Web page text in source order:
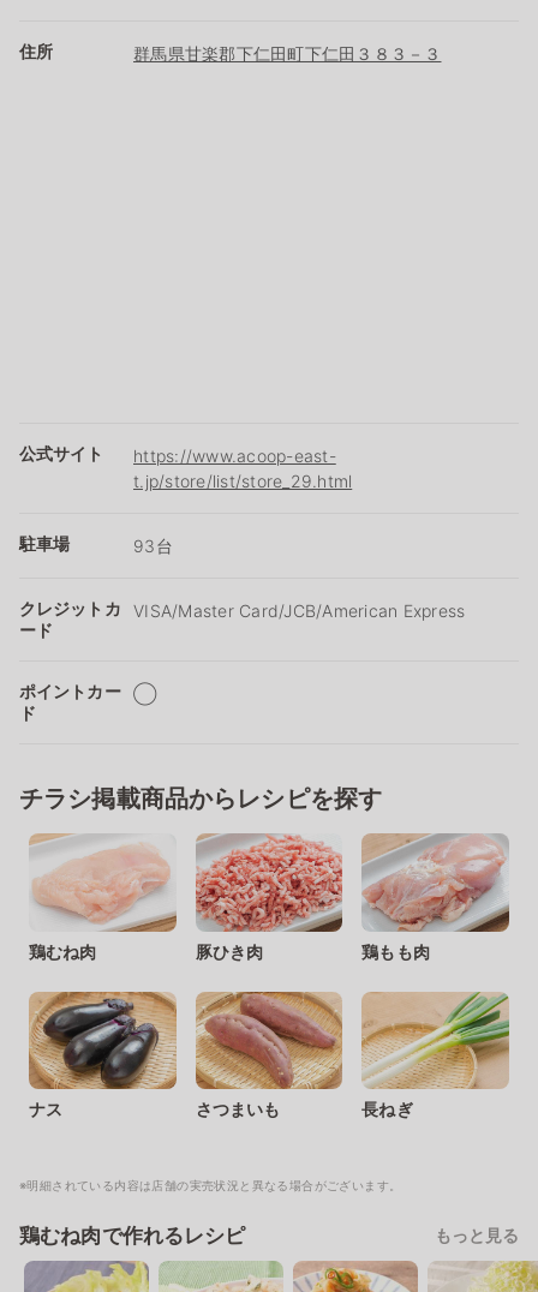
住所 群馬県甘楽郡下仁田町下仁田３８３－３
公式サイト
https://www.acoop-east-
t.jp/store/list/store_29.html
駐車場 93台
クレジットカ
ード
VISA/Master Card/JCB/American Express
ポイントカー
ド
◯
チラシ掲載商品からレシピを探す
鶏むね肉 豚ひき肉 鶏もも肉
ナス さつまいも 長ねぎ
※明細されている内容は店舗の実売状況と異なる場合がございます。
鶏むね肉で作れるレシピ もっと見る